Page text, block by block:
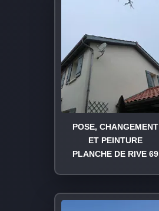
POSE, CHANGEMENT
ET PEINTURE
PLANCHE DE RIVE 69